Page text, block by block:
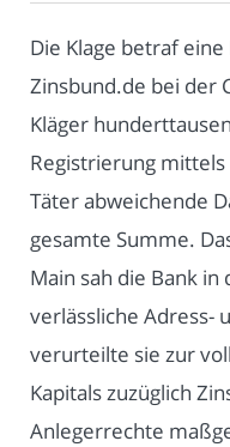
Die Klage betraf
Zinsbund.de bei der
Kläger
Registrierung
Täter abweichende
gesamte Summe.
Main sah die Bank
verlässliche Adress-
verurteilte sie zur
Kapitals zuzüglich
Anlegerrechte